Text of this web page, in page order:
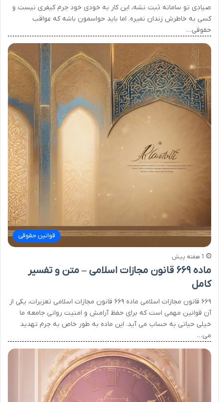
صیادی تو سامانه ثبت نشه، این کار به خودی خود جرم کیفری نیست و
کسی به خاطرش زندان نمیره. اما باید حواسمون باشه که عواقب
حقوقی…
قوانین حقوقی
1 هفته پیش
ماده ۶۶۹ قانون مجازات اسلامی – متن و تفسیر
کامل
۶۶۹ قانون مجازات اسلامی ماده ۶۶۹ قانون مجازات اسلامی تعزیرات، یکی از
آن قوانین مهمی است که برای حفظ آرامش و امنیت روانی جامعه ما
خیلی حیاتی به حساب می آید. این ماده به طور خاص به جرم تهدید
می…